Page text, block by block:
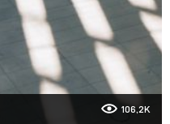
106,2K